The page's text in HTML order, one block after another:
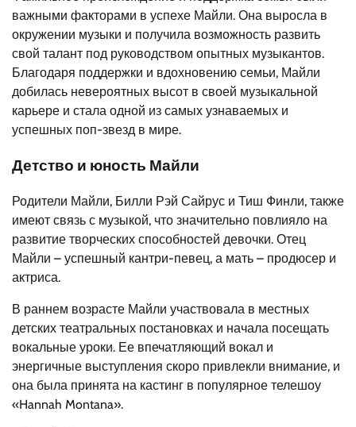
важными факторами в успехе Майли. Она выросла в
окружении музыки и получила возможность развить
свой талант под руководством опытных музыкантов.
Благодаря поддержки и вдохновению семьи, Майли
добилась невероятных высот в своей музыкальной
карьере и стала одной из самых узнаваемых и
успешных поп-звезд в мире.
Детство и юность Майли
Родители Майли, Билли Рэй Сайрус и Тиш Финли, также
имеют связь с музыкой, что значительно повлияло на
развитие творческих способностей девочки. Отец
Майли – успешный кантри-певец, а мать – продюсер и
актриса.
В раннем возрасте Майли участвовала в местных
детских театральных постановках и начала посещать
вокальные уроки. Ее впечатляющий вокал и
энергичные выступления скоро привлекли внимание, и
она была принята на кастинг в популярное телешоу
«Hannah Montana».